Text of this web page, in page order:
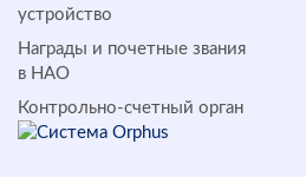
устройство
Награды и почетные звания
в НАО
Контрольно-счетный орган